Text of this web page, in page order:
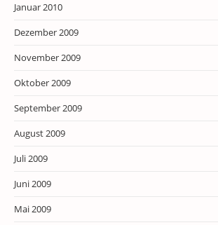
Januar 2010
Dezember 2009
November 2009
Oktober 2009
September 2009
August 2009
Juli 2009
Juni 2009
Mai 2009